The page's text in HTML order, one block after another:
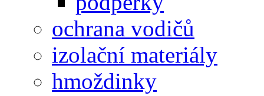
ochrana vodičů
izolační materiály
hmoždinky